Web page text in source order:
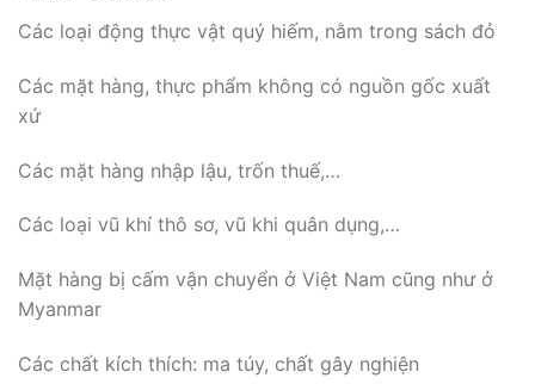
Các loại động thực vật quý hiếm, nằm trong sách đỏ
Các mặt hàng, thực phẩm không có nguồn gốc xuất
xứ
Các mặt hàng nhập lậu, trốn thuế,…
Các loại vũ khí thô sơ, vũ khi quân dụng,…
Mặt hàng bị cấm vận chuyển ở Việt Nam cũng như ở
Myanmar
Các chất kích thích: ma túy, chất gây nghiện